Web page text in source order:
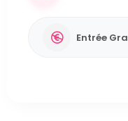
Entrée